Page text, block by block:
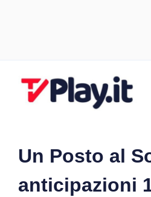
Un Posto al
anticipazioni